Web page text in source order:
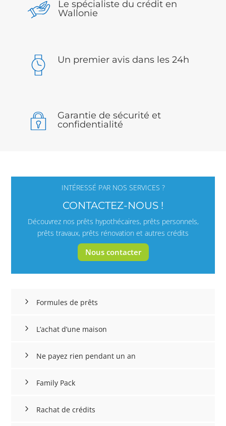
Le spécialiste du crédit en
Wallonie
Un premier avis dans les 24h
Garantie de sécurité et
confidentialité
INTÉRESSÉ PAR NOS SERVICES ?
CONTACTEZ-NOUS !
Découvrez nos prêts hypothécaires, prêts personnels,
prêts travaux, prêts rénovation et autres crédits
Nous contacter
Formules de prêts
L’achat d’une maison
Ne payez rien pendant un an
Family Pack
Rachat de crédits